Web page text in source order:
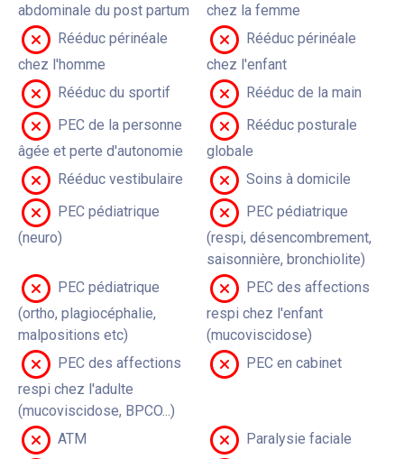
abdominale du post partum
chez la femme
Rééduc périnéale
chez l'homme
Rééduc périnéale
chez l'enfant
Rééduc du sportif
Rééduc de la main
PEC de la personne
âgée et perte d'autonomie
Rééduc posturale
globale
Rééduc vestibulaire
Soins à domicile
PEC pédiatrique
(neuro)
PEC pédiatrique
(respi, désencombrement,
saisonnière, bronchiolite)
PEC pédiatrique
(ortho, plagiocéphalie,
malpositions etc)
PEC des affections
respi chez l'enfant
(mucoviscidose)
PEC des affections
respi chez l'adulte
(mucoviscidose, BPCO...)
PEC en cabinet
ATM
Paralysie faciale